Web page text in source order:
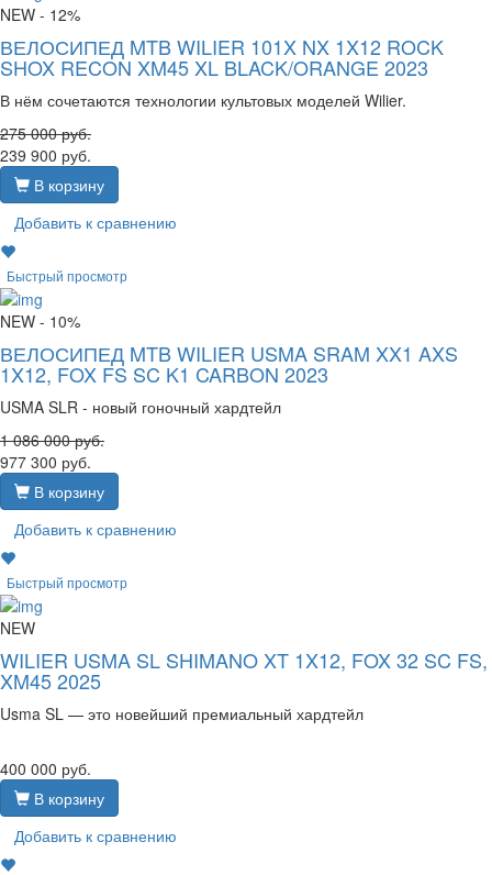
NEW - 12%
ВЕЛОСИПЕД MTB WILIER 101X NX 1X12 ROCK
SHOX RECON XM45 XL BLACK/ORANGE 2023
В нём сочетаются технологии культовых моделей Wilier.
275 000руб.
239 900 руб.
В корзину
Добавить к сравнению
Быстрый просмотр
NEW - 10%
ВЕЛОСИПЕД MTB WILIER USMA SRAM XX1 AXS
1X12, FOX FS SC K1 CARBON 2023
USMA SLR - новый гоночный хардтейл
1 086 000руб.
977 300 руб.
В корзину
Добавить к сравнению
Быстрый просмотр
NEW
WILIER USMA SL SHIMANO XT 1X12, FOX 32 SC FS,
XM45 2025
Usma SL — это новейший премиальный хардтейл
400 000 руб.
В корзину
Добавить к сравнению